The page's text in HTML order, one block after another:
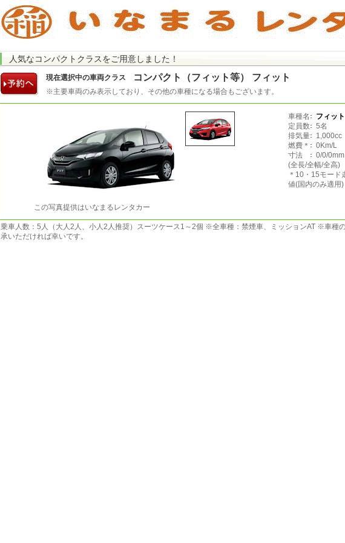
人気なコンパクトクラスをご用意しました！
現在選択中の車両クラス コンパクト（フィット等） フィット
※主要車両のみ表示しており、その他の車種になる場合もございます。
車種名
フィット
定員数
5名
排気量
1,000cc
燃費＊
0Km/L
寸法
0/0/0mm
(全長/全幅/全高)
＊10・15モー
値(国内のみ適用)
この写真提供はいなまるレンタカー
乗車人数：5人（大人2人、小人2人推奨）スーツケース1～2個 ※全車種：禁煙車、ミッションAT ※車種
承いただければ幸いです。